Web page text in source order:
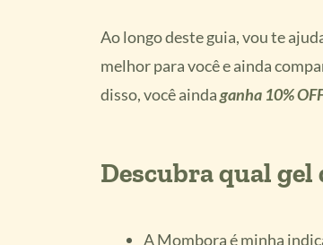
Ao longo deste guia, vou te
melhor para você e ainda
disso, você aindaganha 10%
Descubra qual
A Mombora é minha